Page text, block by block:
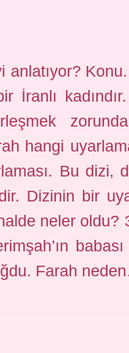
anlatıyor?
İranlı
hangi
Bu dizi,
Dizinin bir
neler oldu?
Farah